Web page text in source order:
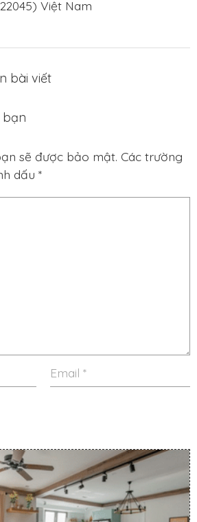
Việt Nam
bài viết
bạn
sẽ được bảo mật. Các trường
dấu *